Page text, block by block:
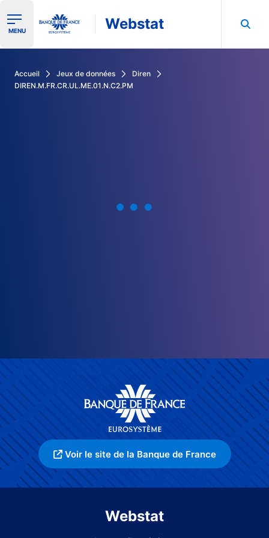
Ouvrir le menu de navigation
MENU Webstat
Accueil Jeux de données
Diren
DIREN.M.FR.CR.UL.ME.01.N.C2.PM
Voir le site de la Banque de France
Webstat